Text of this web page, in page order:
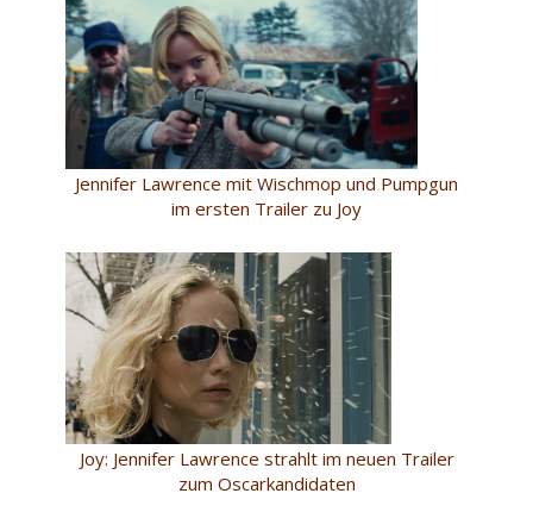
Jennifer Lawrence mit Wischmop und Pumpgun
im ersten Trailer zu Joy
Joy: Jennifer Lawrence strahlt im neuen Trailer
zum Oscarkandidaten